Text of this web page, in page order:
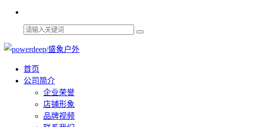
首页
公司简介
企业荣誉
店铺形象
品牌视频